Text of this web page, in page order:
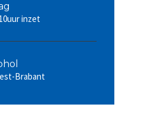
inzet
Brabant